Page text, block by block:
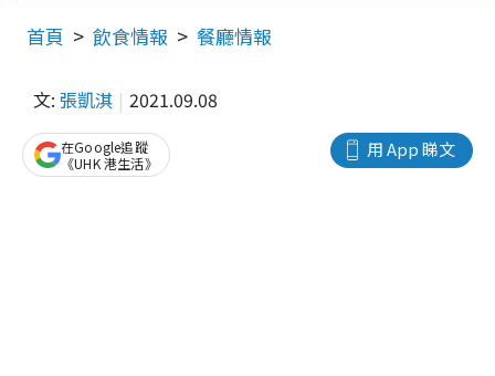
首頁 飲食情報 餐廳情報
文: 張凱淇 2021.09.08
用 App 睇文
在Google追蹤
《UHK 港生活》